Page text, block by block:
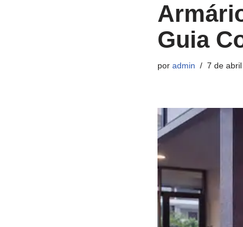
Guia
por admin 7 de